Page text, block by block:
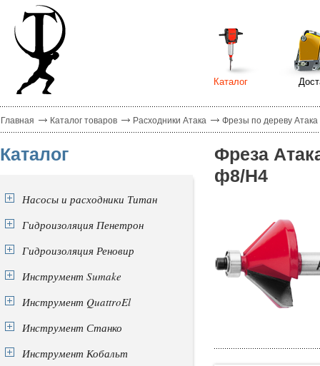
Каталог
Главная Каталог товаров Расходники Атака Фрезы по дереву Атака
Каталог
Насосы и расходники Титан
Гидроизоляция Пенетрон
Гидроизоляция Реновир
Инструмент Sumake
Инструмент QuattroEl
Инструмент Станко
Инструмент Кобальт
Фреза
ф8/H4